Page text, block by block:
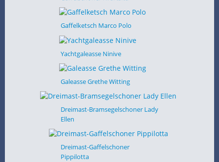
Gaffelketsch Marco Polo
Yachtgaleasse Ninive
Galeasse Grethe Witting
Dreimast-Bramsegelschoner Lady
Ellen
Dreimast-Gaffelschoner
Pippilotta